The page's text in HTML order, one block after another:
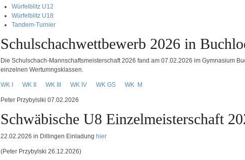
Würfelblitz U12
Würfelblitz U18
Tandem-Turnier
Schulschachwettbewerb 2026 in
Die Schulschach-Mannschaftsmeisterschaft 2026 fand am 07.02.2026 im Gymnasium
einzelnen Wertumngsklassen.
WK I WK II WK III WK IV WK GSWK M
Peter Przybylslki 07.02.2026
Schwäbische U8 Einzelmeisterschaft
22.02.2026 in Dillingen Einladunghier
(Peter Przybylski 26.12.2026)